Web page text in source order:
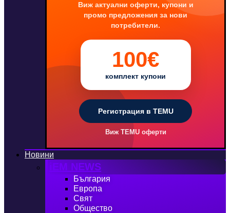
Виж актуални оферти, купони и
промо предложения за нови
потребители.
100€
комплект купони
Регистрация в TEMU
Виж TEMU оферти
Новини
iEM NEWS
България
Европа
Свят
Общество